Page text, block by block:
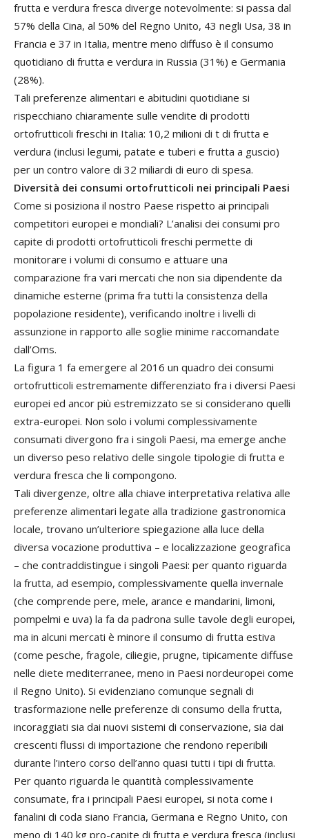
frutta e verdura fresca diverge notevolmente: si passa dal
57% della Cina, al 50% del Regno Unito, 43 negli Usa, 38 in
Francia e 37 in Italia, mentre meno diffuso è il consumo
quotidiano di frutta e verdura in Russia (31%) e Germania
(28%).
Tali preferenze alimentari e abitudini quotidiane si
rispecchiano chiaramente sulle vendite di prodotti
ortofrutticoli freschi in Italia: 10,2 milioni di t di frutta e
verdura (inclusi legumi, patate e tuberi e frutta a guscio)
per un contro valore di 32 miliardi di euro di spesa.
Diversità dei consumi ortofrutticoli nei principali Paesi
Come si posiziona il nostro Paese rispetto ai principali
competitori europei e mondiali? L’analisi dei consumi pro
capite di prodotti ortofrutticoli freschi permette di
monitorare i volumi di consumo e attuare una
comparazione fra vari mercati che non sia dipendente da
dinamiche esterne (prima fra tutti la consistenza della
popolazione residente), verificando inoltre i livelli di
assunzione in rapporto alle soglie minime raccomandate
dall’Oms.
La figura 1 fa emergere al 2016 un quadro dei consumi
ortofrutticoli estremamente differenziato fra i diversi Paesi
europei ed ancor più estremizzato se si considerano quelli
extra-europei. Non solo i volumi complessivamente
consumati divergono fra i singoli Paesi, ma emerge anche
un diverso peso relativo delle singole tipologie di frutta e
verdura fresca che li compongono.
Tali divergenze, oltre alla chiave interpretativa relativa alle
preferenze alimentari legate alla tradizione gastronomica
locale, trovano un’ulteriore spiegazione alla luce della
diversa vocazione produttiva – e localizzazione geografica
– che contraddistingue i singoli Paesi: per quanto riguarda
la frutta, ad esempio, complessivamente quella invernale
(che comprende pere, mele, arance e mandarini, limoni,
pompelmi e uva) la fa da padrona sulle tavole degli europei,
ma in alcuni mercati è minore il consumo di frutta estiva
(come pesche, fragole, ciliegie, prugne, tipicamente diffuse
nelle diete mediterranee, meno in Paesi nordeuropei come
il Regno Unito). Si evidenziano comunque segnali di
trasformazione nelle preferenze di consumo della frutta,
incoraggiati sia dai nuovi sistemi di conservazione, sia dai
crescenti flussi di importazione che rendono reperibili
durante l’intero corso dell’anno quasi tutti i tipi di frutta.
Per quanto riguarda le quantità complessivamente
consumate, fra i principali Paesi europei, si nota come i
fanalini di coda siano Francia, Germana e Regno Unito, con
meno di 140 kg pro-capite di frutta e verdura fresca (inclusi